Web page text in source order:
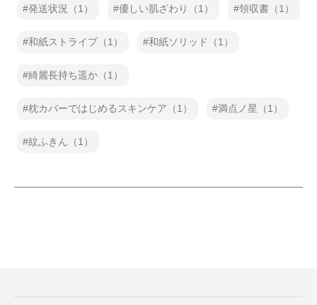
発送状況（1） 優しい肌ざわり（1） 領収書（1）
和紙ストライプ（1） 和紙ソリッド（1）
綺麗長持ち遥か（1）
枕カバーではじめるスキンケア（1） 満点ノ星（1）
紋ふきん（1）